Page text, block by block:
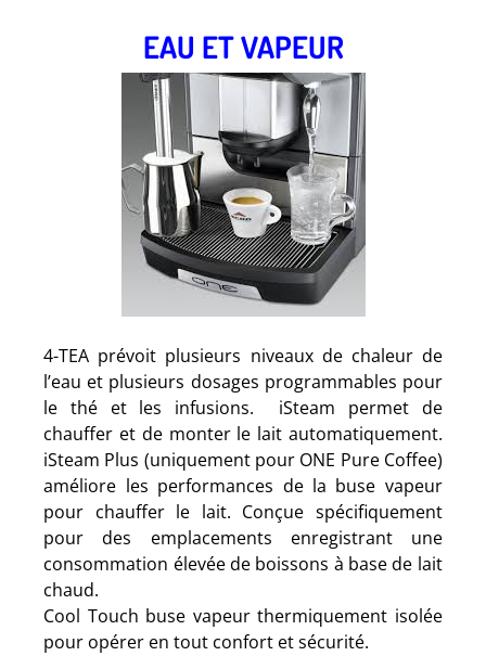
EAU ET VAPEUR
4-TEA prévoit plusieurs niveaux de chaleur de
l’eau et plusieurs dosages programmables pour
le thé et les infusions. iSteam permet de
chauffer et de monter le lait automatiquement.
iSteam Plus (uniquement pour ONE Pure Coffee)
améliore les performances de la buse vapeur
pour chauffer le lait. Conçue spécifiquement
pour des emplacements enregistrant une
consommation élevée de boissons à base de lait
chaud.
Cool Touch buse vapeur thermiquement isolée
pour opérer en tout confort et sécurité.